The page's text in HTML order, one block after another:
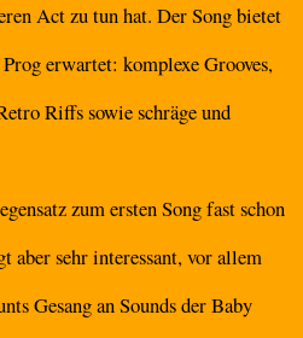
Act zu tun hat. Der Song bietet
erwartet: komplexe Grooves,
Riffs sowie schräge und
zum ersten Song fast schon
sehr interessant, vor allem
Gesang an Sounds der Baby